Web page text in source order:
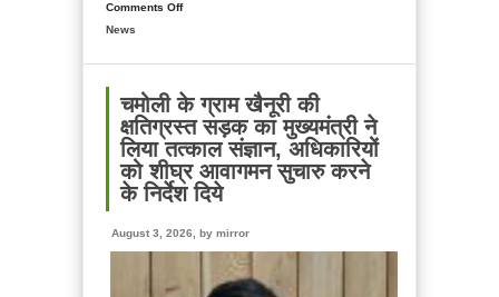
Comments Offon
की
विभिन्न
विकास
योजनाओं
एवं
कार्यों
के
News
चमोली के ग्राम खैनूरी की
क्षतिग्रस्त सड़क का मुख्यमंत्री ने
लिया तत्काल संज्ञान, अधिकारियों
को शीघ्र आवागमन सुचारु करने
के निर्देश दिये
August 3, 2026, by mirror